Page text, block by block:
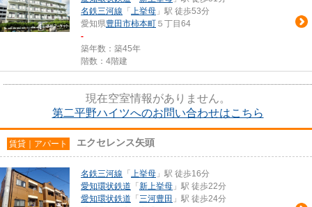
名鉄三河線 「 上挙母 」駅 徒歩53分
愛知県豊田市柿本町 ５丁目64
-
築年数：築45年
階数：4階建
現在空室情報がありません。
第二平野ハイツへのお問い合わせはこちら
賃貸｜アパート エクセレンス矢頭
名鉄三河線 「 上挙母 」駅 徒歩16分
愛知環状鉄道 「 新上挙母 」駅 徒歩22分
愛知環状鉄道 「 三河豊田 」駅 徒歩24分